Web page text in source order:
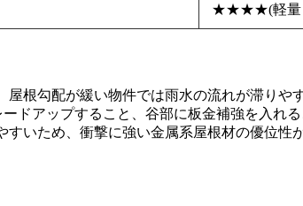
★★★★(軽量
根勾配が緩い物件では雨水の流れが滞り
ドアップすること、谷部に板金補強を入れ
いため、衝撃に強い金属系屋根材の優位